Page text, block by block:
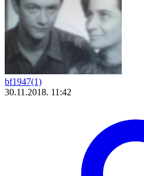
bf1947(1)
30.11.2018. 11:42